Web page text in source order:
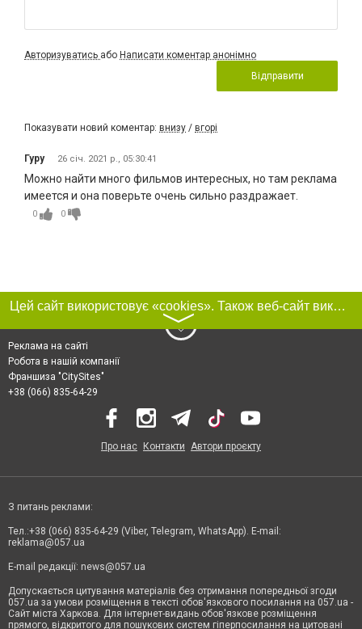
Авторизуватись або Написати коментар анонімно
Відправити
Показувати новий коментар: внизу / вгорі
Гуру 26 січ. 2021 р., 05:30:41
Можно найти много фильмов интересных, но там реклама
имеется и она поверьте очень сильно раздражает.
0 0
Цей сайт використовує «cookies». Також веб-сайт використовує інтернет-сервіс для збору технічних даних стосовно відвідувачів з метою отримання маркетингової та статистичної інформації. Умови обробки даних відвідувачів сайту див.
〉
Реклама на сайті
Робота в нашій компанії
Франшиза "CitySites"
+38 (066) 835-64-29
Про нас Контакти Автори проєкту
З питань реклами:
Тел.:+38 (066) 835-64-29 (Viber, Telegram, WhatsApp). E-mail:
reklama@057.ua
E-mail редакції: news@057.ua
Допускається цитування матеріалів без отримання попередньої згоди
057.ua за умови розміщення в тексті обов'язкового посилання на 057.ua -
Сайт міста Харкова. Для інтернет-видань обов'язкове розміщення
прямого, відкритого для пошукових систем гіперпосилання на цитовані